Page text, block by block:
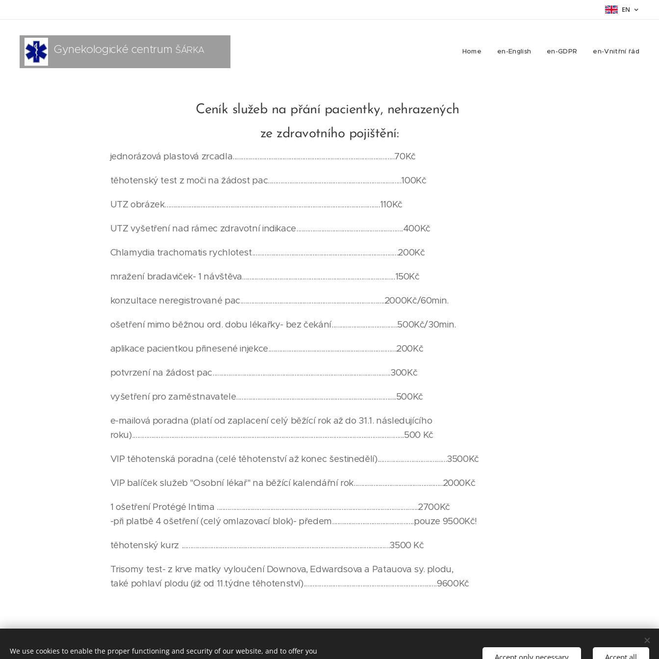
EN
Gynekologické centrum ŠÁRKA
s.r.o.
Home en-English en-GDPR en-Vnitřní řád
Ceník služeb na přání pacientky, nehrazených
ze zdravotního pojištění:
jednorázová plastová zrcadla...........................................................................................70Kč
těhotenský test z moči na žádost pac...........................................................................100Kč
UTZ obrázek.........................................................................................................................110Kč
UTZ vyšetření nad rámec zdravotní indikace............................................................400Kč
Chlamydia trachomatis rychlotest..................................................................................200Kč
mražení bradaviček- 1 návštěva......................................................................................150Kč
konzultace neregistrované pac.................................................................................2000Kč/60min.
ošetření mimo běžnou ord. dobu lékařky- bez čekání.....................................500Kč/30min.
aplikace pacientkou přinesené injekce........................................................................200Kč
potvrzení na žádost pac....................................................................................................300Kč
vyšetření pro zaměstnavatele..........................................................................................500Kč
e-mailová poradna (platí od zaplacení celý běžící rok až do 31.1. následujícího
roku).........................................................................................................................................................500 Kč
VIP těhotenská poradna (celé těhotenství až konec šestinedělí).......................................3500Kč
VIP balíček služeb "Osobní lékař" na běžící kalendářní rok..................................................2000Kč
1 ošetření Protégé Intima .................................................................................................................2700Kč
-při platbě 4 ošetření (celý omlazovací blok)- předem..............................................pouze 9500Kč!
těhotenský kurz .....................................................................................................................3500 Kč
Trisomy test- z krve matky vyloučení Downova, Edwardsova a Patauova sy. plodu,
také pohlaví plodu (již od 11.týdne těhotenství)...........................................................................9600Kč
© Gynekologické centrum ŠÁRKA s.r.o., Vranovská 19, Brno 614 00 Languages
We use cookies to enable the proper functioning and security of our website, and to offer you
Accept only necessary Accept all